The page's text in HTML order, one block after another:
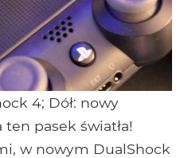
4; Dół: nowy
pasek światła!
w nowym DualShock